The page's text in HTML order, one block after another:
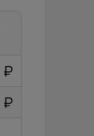
₽
₽